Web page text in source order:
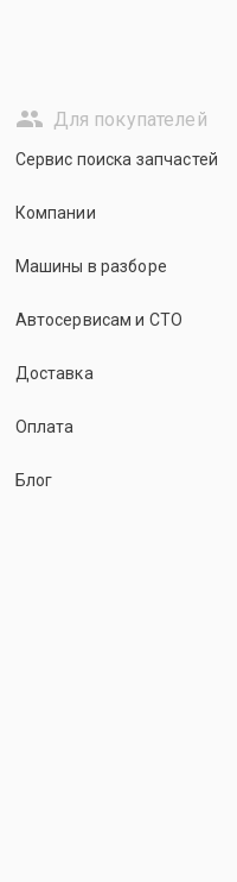
Для покупателей
Сервис поиска запчастей
Компании
Машины в разборе
Автосервисам и СТО
Доставка
Оплата
Блог